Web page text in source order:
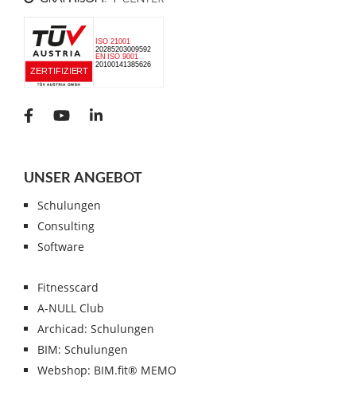
UNSER ANGEBOT
Schulungen
Consulting
Software
Fitnesscard
A-NULL Club
Archicad: Schulungen
BIM: Schulungen
Webshop: BIM.fit® MEMO